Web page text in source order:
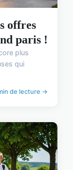
offres
paris !
plus
qui
de lecture →